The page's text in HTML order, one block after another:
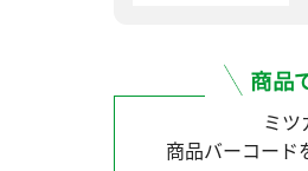
ミツ
商品バーコード